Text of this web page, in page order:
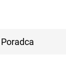
Poradca